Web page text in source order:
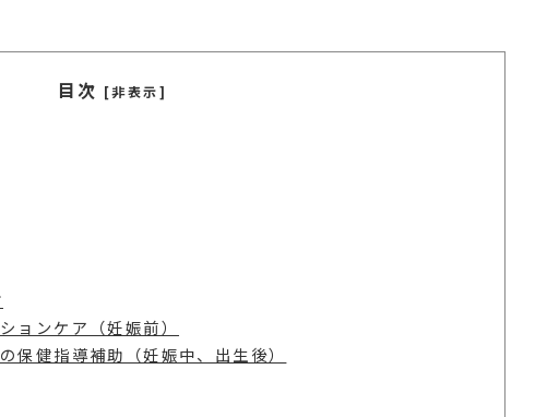
目次 [非表示]
ョンケア（妊娠前）
保健指導補助（妊娠中、出生後）